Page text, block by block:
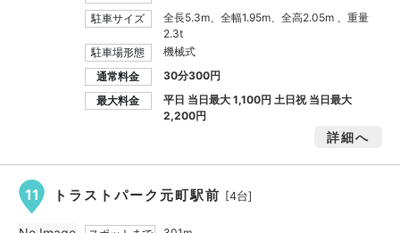
駐車サイズ
全長5.3m、全幅1.95m、全高2.05m 、重量
2.3t
駐車場形態
機械式
通常料金
30分300円
最大料金
平日 当日最大1,100円土日祝 当日最大
2,200円
詳細へ
11 トラストパーク元町駅前 [4台]